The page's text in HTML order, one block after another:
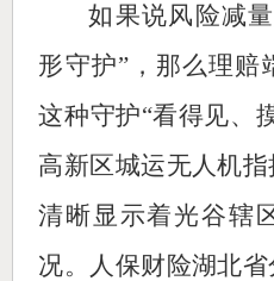
如果说风险减
形守护”，那么理赔
这种守护“看得见、
高新区城运无人机
清晰显示着光谷辖
况。人保财险湖北